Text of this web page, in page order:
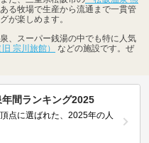
る牧場で生産から流通まで一貫管
が楽しめます。
、スーパー銭湯の中でも特に人気
宗川旅館）
などの施設です。ぜ
間ランキング2025
点に選ばれた、2025年の人